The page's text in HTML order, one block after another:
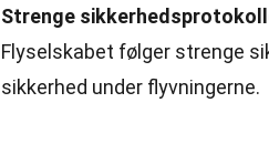
Strenge
Flyselskabet følger strenge
sikkerhed under flyvningerne.